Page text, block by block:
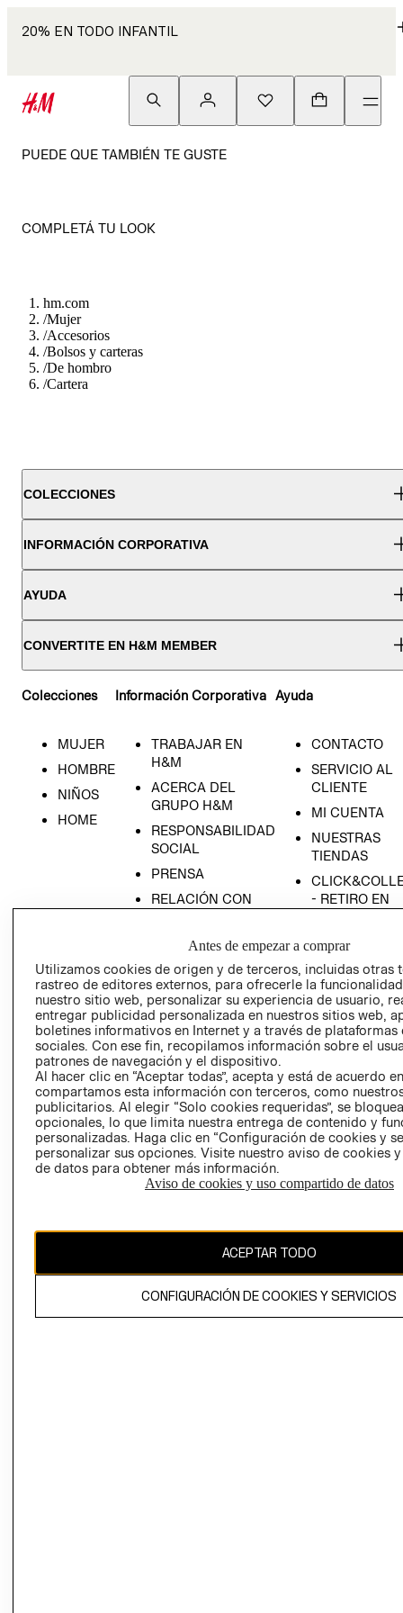
20% EN TODO INFANTIL
PUEDE QUE TAMBIÉN TE GUSTE
COMPLETÁ TU LOOK
hm.com
/Mujer
/Accesorios
/Bolsos y carteras
/De hombro
/Cartera
COLECCIONES
INFORMACIÓN CORPORATIVA
AYUDA
CONVERTITE EN H&M MEMBER
Colecciones
MUJER
HOMBRE
NIÑOS
HOME
Información Corporativa
TRABAJAR EN
H&M
ACERCA DEL
GRUPO H&M
RESPONSABILIDAD
SOCIAL
PRENSA
RELACIÓN CON
POLÍTICA
Ayuda
CONTACTO
SERVICIO AL
CLIENTE
MI CUENTA
NUESTRAS
TIENDAS
- RETIRO EN
TÉRMINOS Y
AVISO DE
PRIVACIDAD
GIFT CARD
AVISO DE
COOKIES
CAMBIAR REGIÓN
Antes de empezar a comprar
Utilizamos cookies de origen y de terceros, incluidas otras
rastreo de editores externos, para ofrecerle la
nuestro sitio web, personalizar su experiencia de usuario,
entregar publicidad personalizada en nuestros sitios web,
boletines informativos en Internet y a través de plataformas
sociales. Con ese fin, recopilamos información sobre el
patrones de navegación y el dispositivo.
Al hacer clic en “Aceptar todas”, acepta y está de acuerdo
compartamos esta información con terceros, como
publicitarios. Al elegir “Solo cookies requeridas”, se
opcionales, lo que limita nuestra entrega de contenido y
personalizadas. Haga clic en “Configuración de cookies y
personalizar sus opciones. Visite nuestro aviso de cookies
de datos para obtener más información.
Aviso de cookies y uso compartido de datos
ACEPTAR TODO
CONFIGURACIÓN DE COOKIES Y SERVICIOS